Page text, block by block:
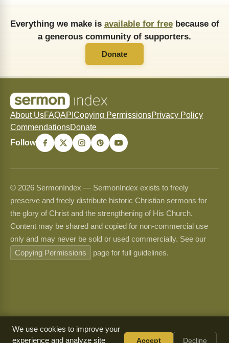
Everything we make is available for freebecause of
a generous community of supporters.
Donate
About UsFAQAPI Copying PermissionsPrivacy Policy
CommendationsDonate
Follow
© 2026 SermonIndex — SermonIndex exists to freely
preserve and freely distribute historic Christian sermons for
the glory of Christ and the strengthening of His Church.
Content may be shared and copied for non-commercial use
only and may never be sold or used commercially. See our
Copying Permissions
page for full guidelines.
We use cookies to improve your
experience and analyze site
Accept Decline